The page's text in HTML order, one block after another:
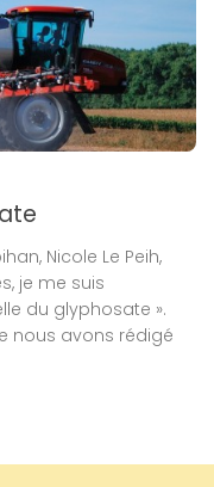
Nicole Le Peih,
je me suis
du glyphosate ».
nous avons rédigé